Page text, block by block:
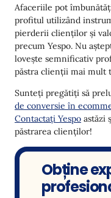
Afaceriile pot
profitul utilizând
pierderii clienților și
precum Yespo. Nu
lovește semnificativ
păstra clienții mai mult
Sunteți pregătiți să
de conversie în
Contactați Yespo astăzi
păstrarea clienților!
Obține